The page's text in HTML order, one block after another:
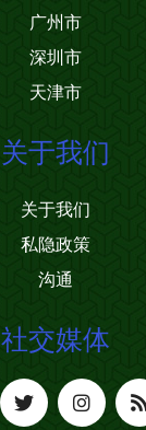
广州市
深圳市
天津市
关于我们
关于我们
私隐政策
沟通
社交媒体